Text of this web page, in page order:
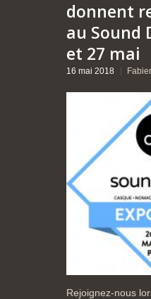
donnent
au Sound
et 27 mai
16 mai 2018
Rejoignez-nous